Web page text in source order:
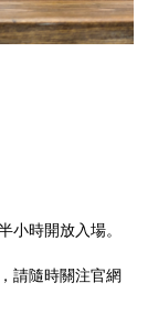
小時開放入場。
請隨時關注官網